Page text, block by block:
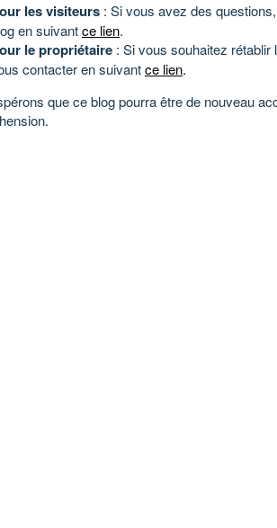
les visiteurs : Si vous avez des
en suivantce lien.
le propriétaire : Si vous souhaitez rétablir
contacter en suivantce lien.
que ce blog pourra être de nouveau